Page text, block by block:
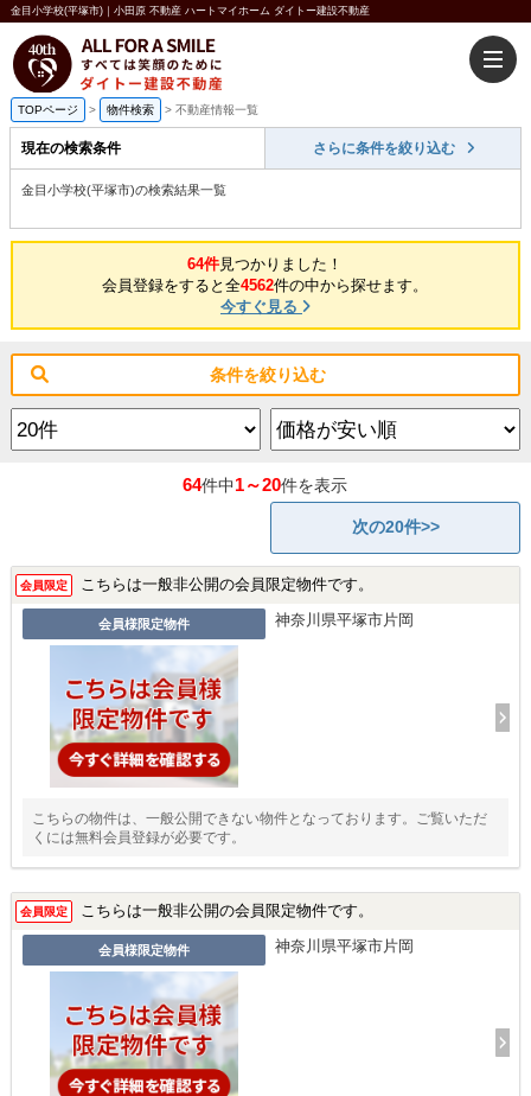
金目小学校(平塚市)｜小田原 不動産 ハートマイホーム ダイトー建設不動産
TOPページ > 物件検索 > 不動産情報一覧
現在の検索条件 さらに条件を絞り込む
金目小学校(平塚市)の検索結果一覧
64件見つかりました！
会員登録をすると全4562件の中から探せます。
今すぐ見る
条件を絞り込む
64件中1～20件を表示
次の20件>>
会員限定 こちらは一般非公開の会員限定物件です。
会員様限定物件 神奈川県平塚市片岡
こちらの物件は、一般公開できない物件となっております。ご覧いただ
くには無料会員登録が必要です。
会員限定 こちらは一般非公開の会員限定物件です。
会員様限定物件 神奈川県平塚市片岡